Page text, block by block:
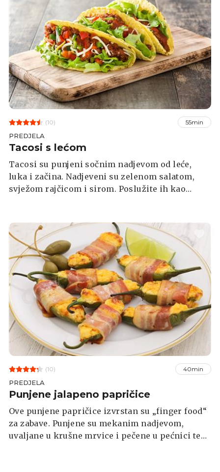
(10) 55min
PREDJELA
Tacosi s lećom
Tacosi su punjeni sočnim nadjevom od leće,
luka i začina. Nadjeveni su zelenom salatom,
svježom rajčicom i sirom. Poslužite ih kao
(10) 40min
PREDJELA
Punjene jalapeno papričice
Ove punjene papričice izvrstan su „finger food“
za zabave. Punjene su mekanim nadjevom,
uvaljane u krušne mrvice i pečene u pećnici te